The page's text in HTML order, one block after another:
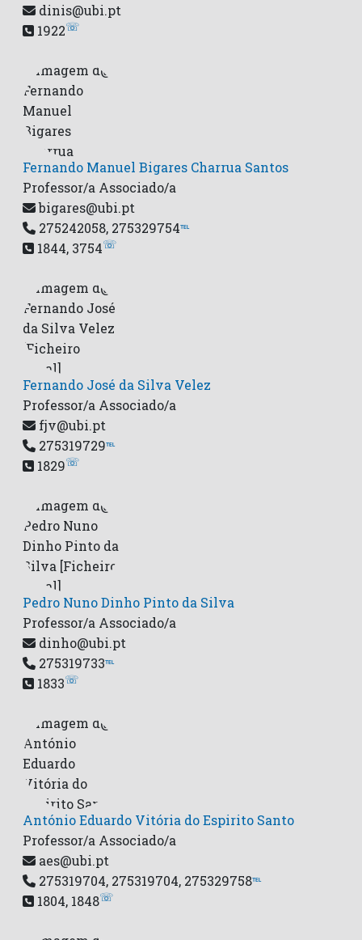
dinis@ubi.pt
1922☏
Fernando Manuel Bigares Charrua Santos
Professor/a Associado/a
bigares@ubi.pt
275242058, 275329754℡
1844, 3754☏
Fernando José da Silva Velez
Professor/a Associado/a
fjv@ubi.pt
275319729℡
1829☏
Pedro Nuno Dinho Pinto da Silva
Professor/a Associado/a
dinho@ubi.pt
275319733℡
1833☏
António Eduardo Vitória do Espirito Santo
Professor/a Associado/a
aes@ubi.pt
275319704, 275319704, 275329758℡
1804, 1848☏